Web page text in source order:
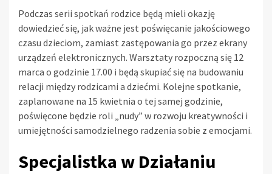
Podczas serii spotkań rodzice będą mieli okazję
dowiedzieć się, jak ważne jest poświęcanie jakościowego
czasu dzieciom, zamiast zastępowania go przez ekrany
urządzeń elektronicznych. Warsztaty rozpoczną się 12
marca o godzinie 17.00 i będą skupiać się na budowaniu
relacji między rodzicami a dziećmi. Kolejne spotkanie,
zaplanowane na 15 kwietnia o tej samej godzinie,
poświęcone będzie roli „nudy” w rozwoju kreatywności i
umiejętności samodzielnego radzenia sobie z emocjami.
Specjalistka w Działaniu